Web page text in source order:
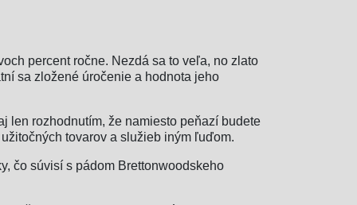
percent ročne. Nezdá sa to veľa, no zlato
sa zložené úročenie a hodnota jeho
len rozhodnutím, že namiesto peňazí budete
tovarov a služieb iným ľuďom.
čo súvisí s pádom Brettonwoodskeho